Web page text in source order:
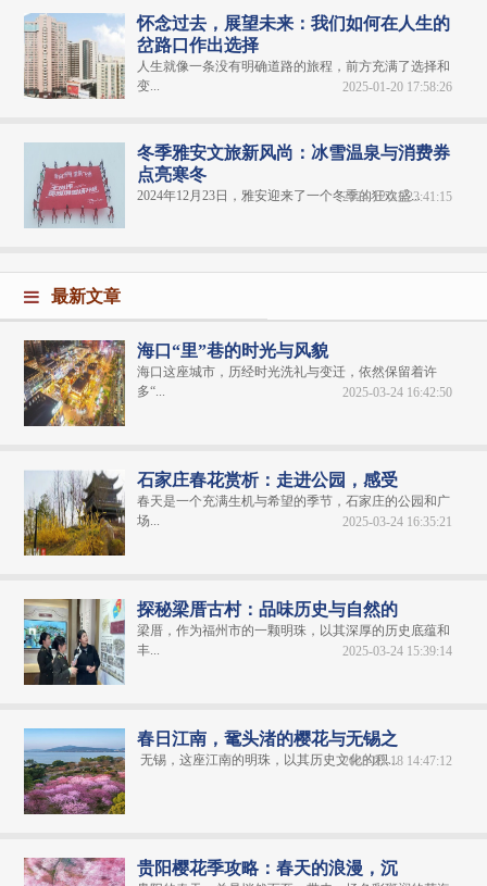
怀念过去，展望未来：我们如何在人生的
岔路口作出选择
人生就像一条没有明确道路的旅程，前方充满了选择和
变...
2025-01-20 17:58:26
冬季雅安文旅新风尚：冰雪温泉与消费券
点亮寒冬
2024年12月23日，雅安迎来了一个冬季的狂欢盛...
2024-12-31 23:41:15
最新文章
海口“里”巷的时光与风貌
海口这座城市，历经时光洗礼与变迁，依然保留着许
多“...
2025-03-24 16:42:50
石家庄春花赏析：走进公园，感受
春天是一个充满生机与希望的季节，石家庄的公园和广
场...
2025-03-24 16:35:21
探秘梁厝古村：品味历史与自然的
梁厝，作为福州市的一颗明珠，以其深厚的历史底蕴和
丰...
2025-03-24 15:39:14
春日江南，鼋头渚的樱花与无锡之
无锡，这座江南的明珠，以其历史文化的积...2025-03-18 14:47:12
贵阳樱花季攻略：春天的浪漫，沉